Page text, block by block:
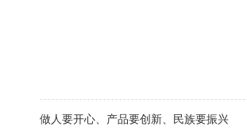
做人要开心、产品要创新、民族要振兴